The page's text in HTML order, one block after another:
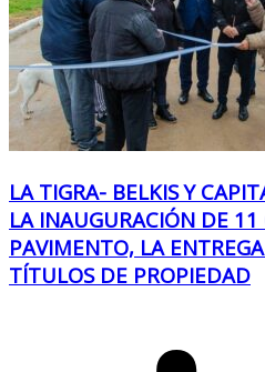
LA TIGRA- BELKIS Y
LA INAUGURACIÓN DE 11
PAVIMENTO, LA
TÍTULOS DE PROPIEDAD